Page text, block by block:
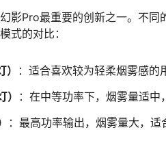
影Pro最重要的创新之一。不
式的对比：
：适合喜欢较为轻柔烟雾感的
：在中等功率下，烟雾量适中
：最高功率输出，烟雾量大，适